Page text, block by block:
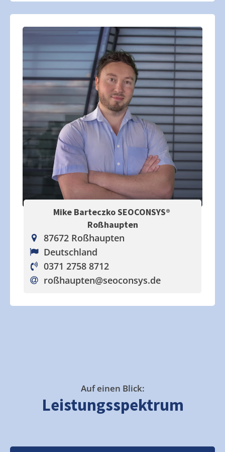
Mike Barteczko SEOCONSYS®
Roßhaupten
87672 Roßhaupten
Deutschland
0371 2758 8712
roßhaupten@seoconsys.de
Auf einen Blick:
Leistungsspektrum